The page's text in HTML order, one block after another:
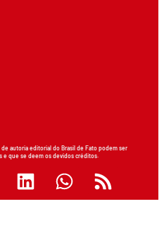
autoria editorial do Brasil de Fato podem ser
e que se deem os devidos créditos.